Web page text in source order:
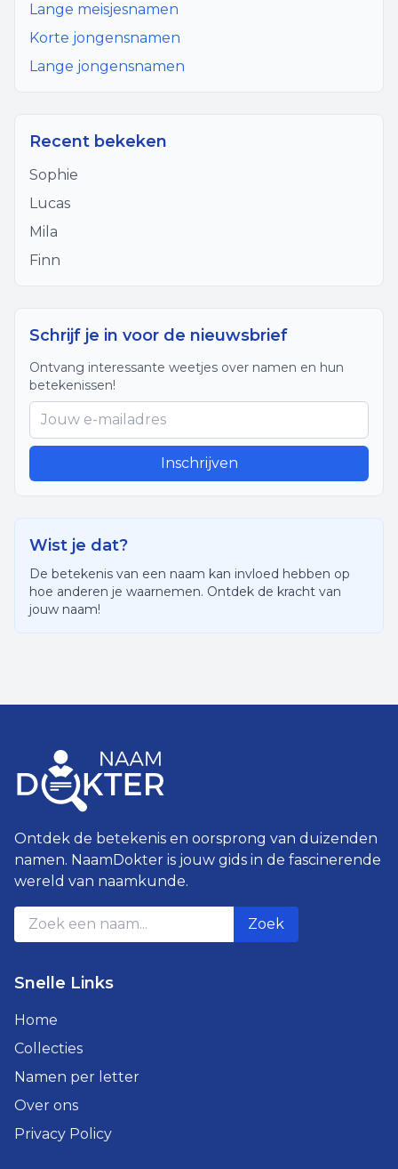
Lange meisjesnamen
Korte jongensnamen
Lange jongensnamen
Recent bekeken
Sophie
Lucas
Mila
Finn
Schrijf je in voor de nieuwsbrief
Ontvang interessante weetjes over namen en hun
betekenissen!
Inschrijven
Wist je dat?
De betekenis van een naam kan invloed hebben op
hoe anderen je waarnemen. Ontdek de kracht van
jouw naam!
Ontdek de betekenis en oorsprong van duizenden
namen. NaamDokter is jouw gids in de fascinerende
wereld van naamkunde.
Zoek
Snelle Links
Home
Collecties
Namen per letter
Over ons
Privacy Policy